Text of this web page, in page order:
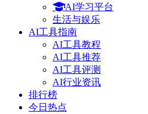
AI学习平台
生活与娱乐
AI工具指南
AI工具教程
AI工具推荐
AI工具评测
AI行业资讯
排行榜
今日热点